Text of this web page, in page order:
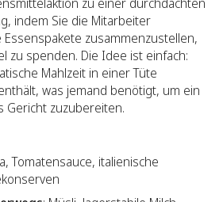
indem Sie die Mitarbeiter
zusammenzustellen,
zu spenden. Die Idee ist einfach:
Mahlzeit in einer Tüte
was jemand benötigt, um ein
Gericht zuzubereiten.
Tomatensauce, italienische